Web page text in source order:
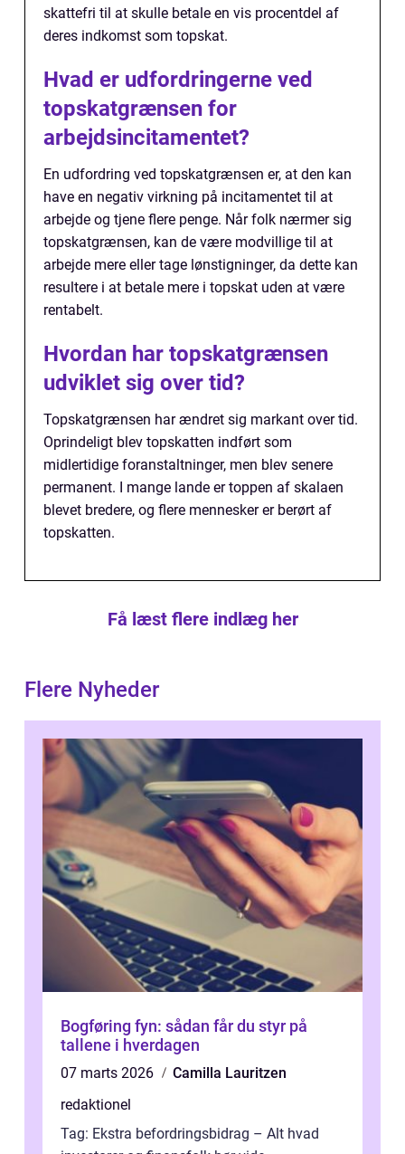
skattefri til at skulle betale en vis procentdel af
deres indkomst som topskat.
Hvad er udfordringerne ved
topskatgrænsen for
arbejdsincitamentet?
En udfordring ved topskatgrænsen er, at den kan
have en negativ virkning på incitamentet til at
arbejde og tjene flere penge. Når folk nærmer sig
topskatgrænsen, kan de være modvillige til at
arbejde mere eller tage lønstigninger, da dette kan
resultere i at betale mere i topskat uden at være
rentabelt.
Hvordan har topskatgrænsen
udviklet sig over tid?
Topskatgrænsen har ændret sig markant over tid.
Oprindeligt blev topskatten indført som
midlertidige foranstaltninger, men blev senere
permanent. I mange lande er toppen af skalaen
blevet bredere, og flere mennesker er berørt af
topskatten.
Få læst flere indlæg her
Flere Nyheder
Bogføring fyn: sådan får du styr på
tallene i hverdagen
07 marts 2026
Camilla Lauritzen
redaktionel
Tag: Ekstra befordringsbidrag – Alt hvad